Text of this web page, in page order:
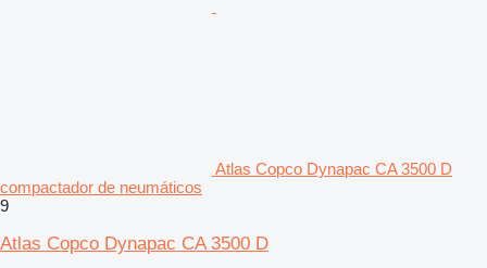
Atlas Copco Dynapac CA 3500 D
compactador de neumáticos
9
Atlas Copco Dynapac CA 3500 D